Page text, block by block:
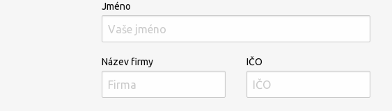
Jméno
Název firmy IČO